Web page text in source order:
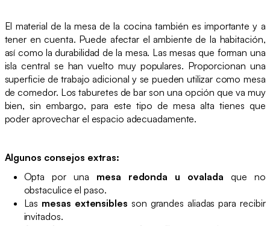
El material de la mesa de la cocina también es importante y a
tener en cuenta. Puede afectar el ambiente de la habitación,
así como la durabilidad de la mesa. Las mesas que forman una
isla central se han vuelto muy populares. Proporcionan una
superficie de trabajo adicional y se pueden utilizar como mesa
de comedor. Los taburetes de bar son una opción que va muy
bien, sin embargo, para este tipo de mesa alta tienes que
poder aprovechar el espacio adecuadamente.
Algunos consejos extras:
Opta por una mesa redonda u ovalada que no
obstaculice el paso.
Las mesas extensibles son grandes aliadas para recibir
invitados.